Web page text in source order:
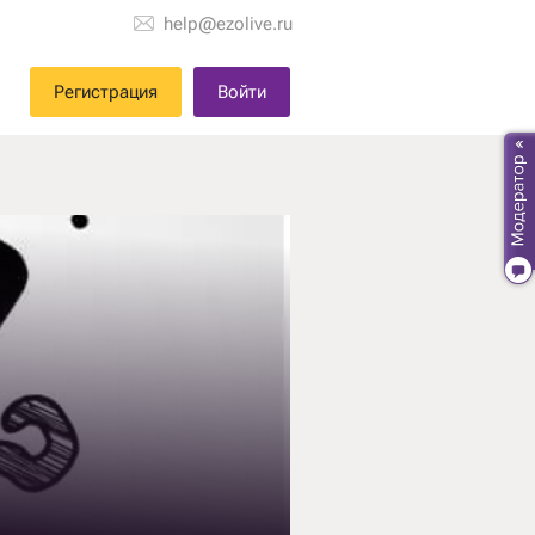
help@ezolive.ru
Регистрация Войти